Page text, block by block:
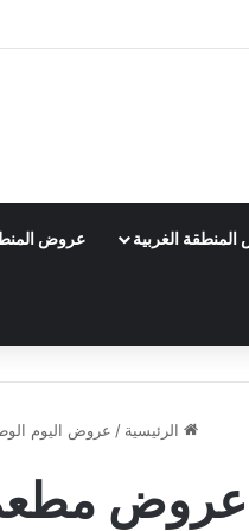
الغربية عروض
الرئيسية / عروض اليوم
عروض مطعم